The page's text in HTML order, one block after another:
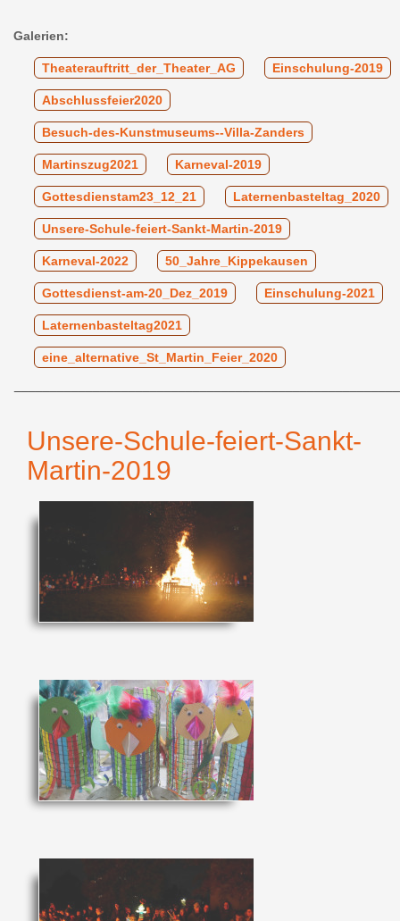
Galerien:
Theaterauftritt_der_Theater_AG Einschulung-2019
Abschlussfeier2020
Besuch-des-Kunstmuseums--Villa-Zanders
Martinszug2021 Karneval-2019
Gottesdienstam23_12_21 Laternenbasteltag_2020
Unsere-Schule-feiert-Sankt-Martin-2019
Karneval-2022 50_Jahre_Kippekausen
Gottesdienst-am-20_Dez_2019 Einschulung-2021
Laternenbasteltag2021
eine_alternative_St_Martin_Feier_2020
Unsere-Schule-feiert-Sankt-
Martin-2019